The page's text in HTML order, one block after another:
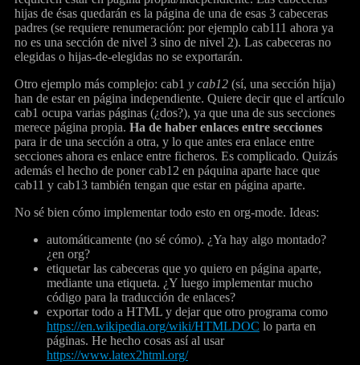
hijas de ésas quedarán es la página de una de esas 3 cabeceras
padres (se requiere renumeración: por ejemplo cab111 ahora ya
no es una sección de nivel 3 sino de nivel 2). Las cabeceras no
elegidas o hijas-de-elegidas no se exportarán.
Otro ejemplo más complejo: cab1 y cab12(sí, una sección hija)
han de estar en página independiente. Quiere decir que el artículo
cab1 ocupa varias páginas (¿dos?), ya que una de sus secciones
merece página propia. Ha de haber enlaces entre secciones
para ir de una sección a otra, y lo que antes era enlace entre
secciones ahora es enlace entre ficheros. Es complicado. Quizás
además el hecho de poner cab12 en páquina aparte hace que
cab11 y cab13 también tengan que estar en página aparte.
No sé bien cómo implementar todo esto en org-mode. Ideas:
automáticamente (no sé cómo). ¿Ya hay algo montado?
¿en org?
etiquetar las cabeceras que yo quiero en página aparte,
mediante una etiqueta. ¿Y luego implementar mucho
código para la traducción de enlaces?
exportar todo a HTML y dejar que otro programa como
https://en.wikipedia.org/wiki/HTMLDOC lo parta en
páginas. He hecho cosas así al usar
https://www.latex2html.org/